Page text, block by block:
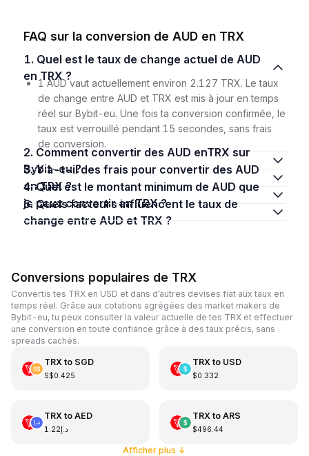
FAQ sur la conversion de AUD en TRX
1. Quel est le taux de change actuel de AUD
en TRX ?
1 AUD vaut actuellement environ 2.127 TRX. Le taux
de change entre AUD et TRX est mis à jour en temps
réel sur Bybit-eu. Une fois ta conversion confirmée, le
taux est verrouillé pendant 15 secondes, sans frais
de conversion.
2. Comment convertir des AUD enTRX sur
Bybit-eu ?
3. Y a-t-il des frais pour convertir des AUD
en TRX ?
4. Quel est le montant minimum de AUD que
je peux convertir en TRX ?
5. Quels facteurs influencent le taux de
change entre AUD et TRX ?
Conversions populaires de TRX
Convertis tes TRX en USD et dans d’autres devises fiat aux taux en
temps réel. Grâce aux cotations agrégées des market makers de
Bybit-eu, tu peux consulter la valeur actuelle de tes TRX et effectuer
une conversion en toute confiance grâce à des taux précis, sans
spreads cachés.
TRXto SGD
S$0.425
TRXto USD
$0.332
TRXto AED
د.إ1.22
TRXto ARS
$496.44
Afficher plus ↓